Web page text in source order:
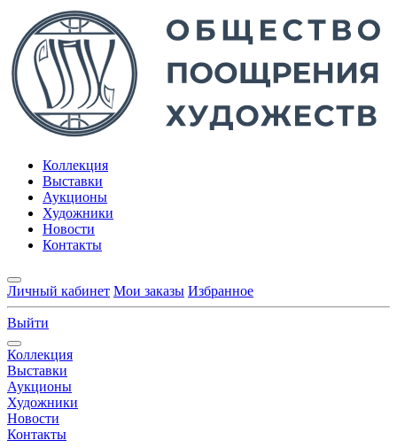
Коллекция
Выставки
Аукционы
Художники
Новости
Контакты
Личный кабинет Мои заказы Избранное
Выйти
Коллекция
Выставки
Аукционы
Художники
Новости
Контакты